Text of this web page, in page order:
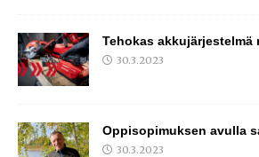
Tehokas akkujärjestelmä
30.3.2023
Oppisopimuksen avulla
30.3.2023